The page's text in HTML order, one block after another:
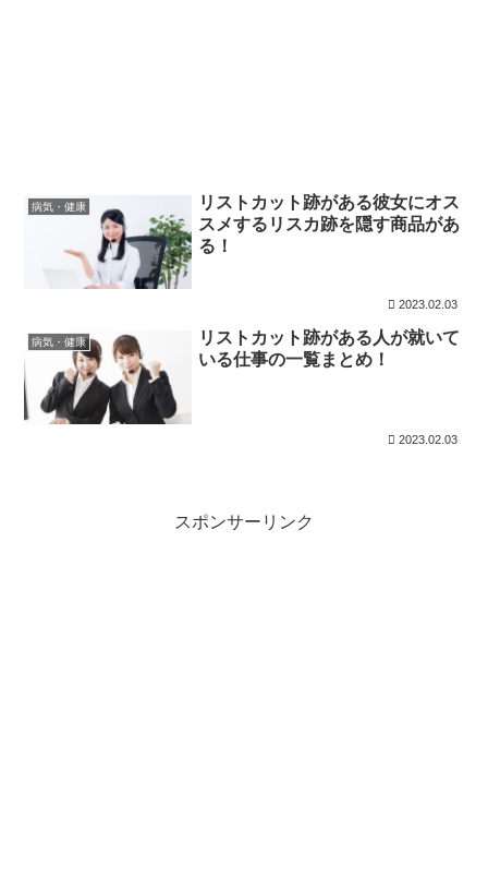
病気・健康
リストカット跡がある彼女にオス
スメするリスカ跡を隠す商品があ
る！
2023.02.03
病気・健康
リストカット跡がある人が就いて
いる仕事の一覧まとめ！
2023.02.03
スポンサーリンク